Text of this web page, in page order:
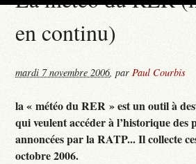
en continu)
mardi 7 novembre 2006,parPaul Courbis
la « météo du RER » est un outil à
qui veulent accéder à l’historique des
annoncées par la RATP... Il collecte
octobre 2006.